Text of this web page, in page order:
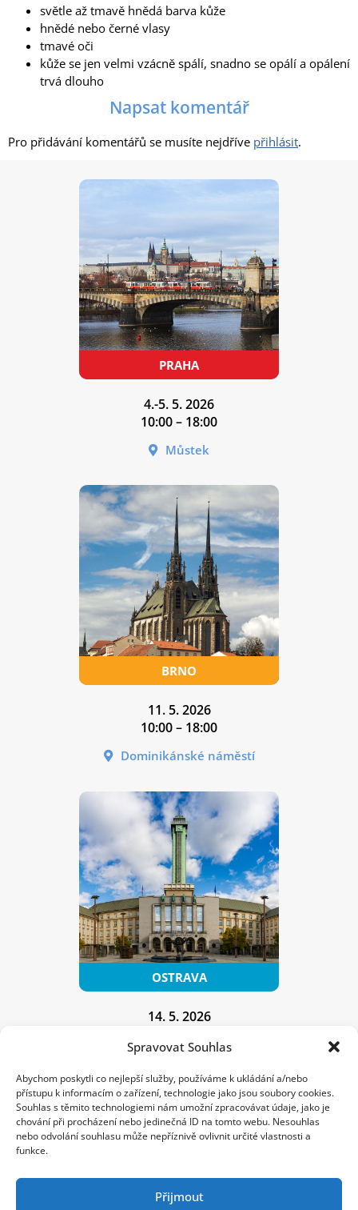
Spravovat Souhlas
Abychom poskytli co nejlepší služby, používáme k ukládání a/nebo
přístupu k informacím o zařízení, technologie jako jsou soubory cookies.
Souhlas s těmito technologiemi nám umožní zpracovávat údaje, jako je
chování při procházení nebo jedinečná ID na tomto webu. Nesouhlas
nebo odvolání souhlasu může nepříznivě ovlivnit určité vlastnosti a
funkce.
Přijmout
světle až tmavě hnědá barva kůže
hnědé nebo černé vlasy
tmavé oči
kůže se jen velmi vzácně spálí, snadno se opálí a opálení
trvá dlouho
Napsat komentář
Pro přidávání komentářů se musíte nejdříve přihlásit.
4.-5. 5. 2026
10:00 – 18:00
Můstek
11. 5. 2026
10:00 – 18:00
Dominikánské náměstí
14. 5. 2026
Máte znaménko?
Nechte si je vyšetřit!